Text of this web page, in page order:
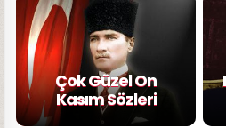
Çok Güzel On
Kasım Sözleri